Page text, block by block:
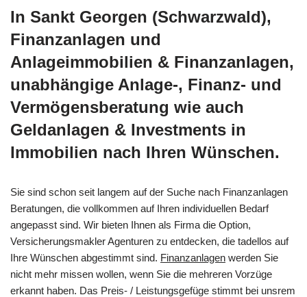
In Sankt Georgen (Schwarzwald),
Finanzanlagen und
Anlageimmobilien & Finanzanlagen,
unabhängige Anlage-, Finanz- und
Vermögensberatung wie auch
Geldanlagen & Investments in
Immobilien nach Ihren Wünschen.
Sie sind schon seit langem auf der Suche nach Finanzanlagen
Beratungen, die vollkommen auf Ihren individuellen Bedarf
angepasst sind. Wir bieten Ihnen als Firma die Option,
Versicherungsmakler Agenturen zu entdecken, die tadellos auf
Ihre Wünschen abgestimmt sind. Finanzanlagen werden Sie
nicht mehr missen wollen, wenn Sie die mehreren Vorzüge
erkannt haben. Das Preis- / Leistungsgefüge stimmt bei unsrem